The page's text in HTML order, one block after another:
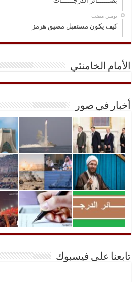
‏يومين مضت
كيف يكون مستقبل مضيق هرمز
الأمام الخامنئي
أخبار في صور
تابعنا على فيسبوك